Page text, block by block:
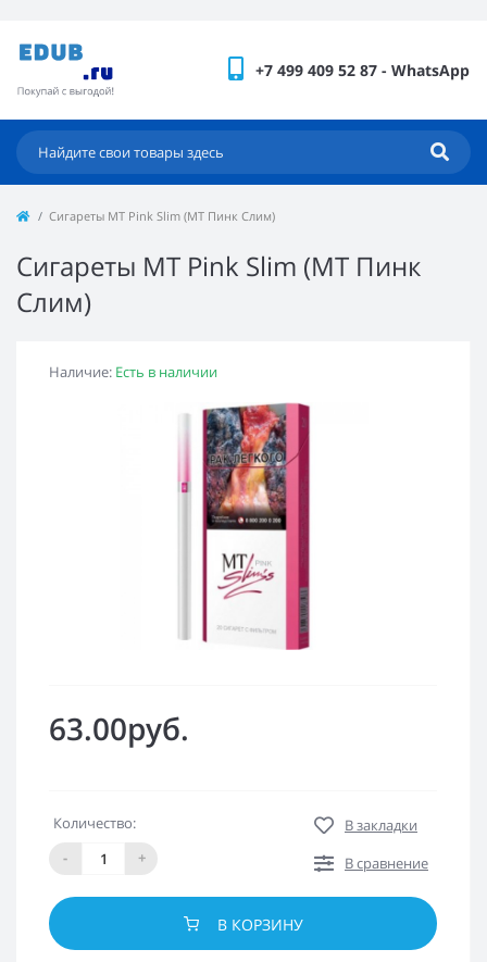
+7 499 409 52 87 - WhatsApp
Сигареты MT Pink Slim (МТ Пинк Слим)
Сигареты MT Pink Slim (МТ Пинк
Слим)
Наличие: Есть в наличии
63.00руб.
Количество:
-
+
В закладки
В сравнение
В КОРЗИНУ